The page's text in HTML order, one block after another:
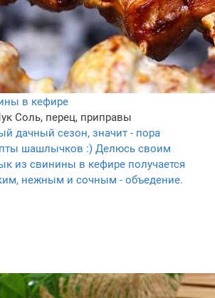
в кефире
Соль, перец, приправы
дачный сезон, значит - пора
шашлычков :) Делюсь своим
свинины в кефире получается
нежным и сочным - объедение.